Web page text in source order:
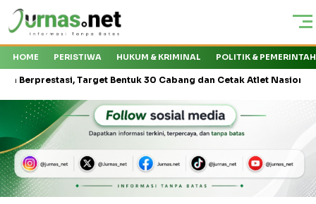
HOME PERISTIWA HUKUM & KRIMINAL POLITIK &
Target Bentuk 30 Cabang dan Cetak Atlet Nasional KMP